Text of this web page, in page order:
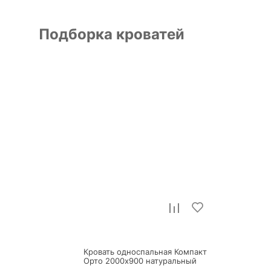
Подборка кроватей
Кровать односпальная Компакт
Орто 2000x900 натуральный